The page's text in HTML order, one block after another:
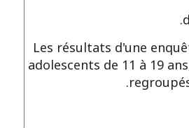
Les résultats d'une
adolescents de 11 à 19